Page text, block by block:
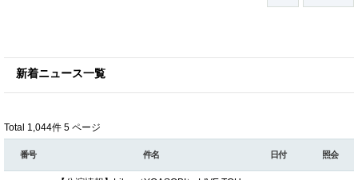
新着ニュース一覧
Total 1,044件 5 ページ
番号 件名 日付 照会